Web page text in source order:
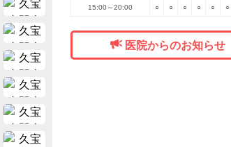
15:00～20:00 ○ ○ ○ ○ ○ ○
医院からのお知らせ